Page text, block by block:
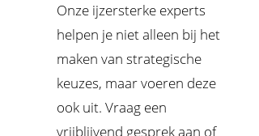
Onze ijzersterke experts
helpen je niet alleen bij het
maken van strategische
keuzes, maar voeren deze
ook uit. Vraag een
vrijblijvend gesprek aan of